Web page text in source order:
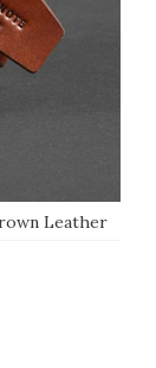
Leather